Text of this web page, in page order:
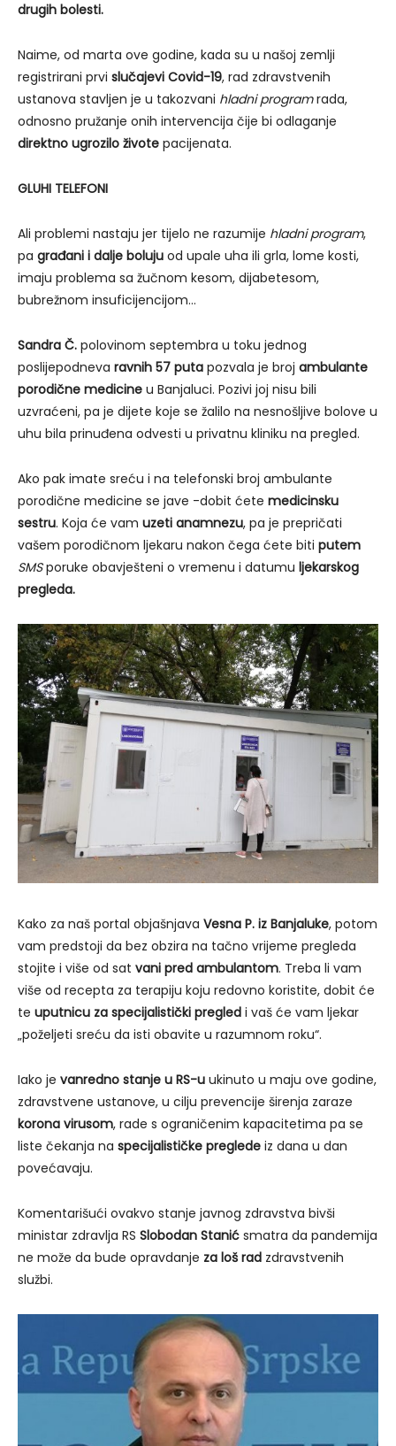
drugih bolesti.
Naime, od marta ove godine, kada su u našoj zemlji
registrirani prvi slučajevi Covid-19, rad zdravstvenih
ustanova stavljen je u takozvani hladni programrada,
odnosno pružanje onih intervencija čije bi odlaganje
direktno ugrozilo živote pacijenata.
GLUHI TELEFONI
Ali problemi nastaju jer tijelo ne razumije hladni program,
pa građani i dalje boluju od upale uha ili grla, lome kosti,
imaju problema sa žučnom kesom, dijabetesom,
bubrežnom insuficijencijom…
Sandra Č. polovinom septembra u toku jednog
poslijepodneva ravnih 57 puta pozvala je broj ambulante
porodične medicine u Banjaluci. Pozivi joj nisu bili
uzvraćeni, pa je dijete koje se žalilo na nesnošljive bolove u
uhu bila prinuđena odvesti u privatnu kliniku na pregled.
Ako pak imate sreću i na telefonski broj ambulante
porodične medicine se jave -dobit ćete medicinsku
sestru. Koja će vam uzeti anamnezu, pa je prepričati
vašem porodičnom ljekaru nakon čega ćete biti putem
SMSporuke obavješteni o vremenu i datumu ljekarskog
pregleda.
Kako za naš portal objašnjava Vesna P. iz Banjaluke, potom
vam predstoji da bez obzira na tačno vrijeme pregleda
stojite i više od sat vani pred ambulantom. Treba li vam
više od recepta za terapiju koju redovno koristite, dobit će
te uputnicu za specijalistički pregled i vaš će vam ljekar
„poželjeti sreću da isti obavite u razumnom roku“.
Iako je vanredno stanje u RS-u ukinuto u maju ove godine,
zdravstvene ustanove, u cilju prevencije širenja zaraze
korona virusom, rade s ograničenim kapacitetima pa se
liste čekanja na specijalističke preglede iz dana u dan
povećavaju.
Komentarišući ovakvo stanje javnog zdravstva bivši
ministar zdravlja RS Slobodan Stanić smatra da pandemija
ne može da bude opravdanje za loš rad zdravstvenih
službi.